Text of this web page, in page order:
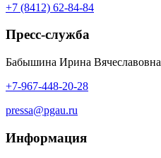
+7 (8412) 62-84-84
Пресс-служба
Бабышина Ирина Вячеславовна
+7-967-448-20-28
pressa@pgau.ru
Информация